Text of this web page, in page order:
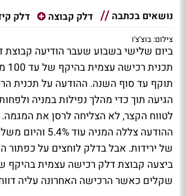
נושאים בכתבה דלק קבוצה דלק
צילום: בוצ'צ'ו
ביום שלישי בשבוע שעבר הודיעה
תוקף עד סוף השנה. ההודעה על תכנית
הגיעה תוך כדי מהלך נפילות במניה
לטווח הקצר, לא הצליחה לרסן את המגמה.
של ירידות. אבל בדלק לוחצים על כפתור
שקלים כאשר הרכישה האחרונה עליה